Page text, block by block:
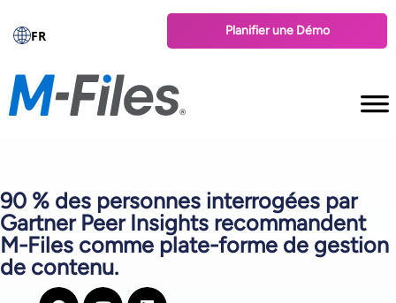
FR Planifier une Démo
90 % des personnes interrogées par
Gartner Peer Insights recommandent
M-Files comme plate-forme de gestion
de contenu.